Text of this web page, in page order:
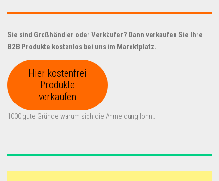
Sie sind Großhändler oder Verkäufer? Dann verkaufen Sie Ihre
B2B Produkte kostenlos bei uns im Marektplatz.
Hier kostenfrei
Produkte
verkaufen
1000 gute Gründe warum sich die Anmeldung lohnt.